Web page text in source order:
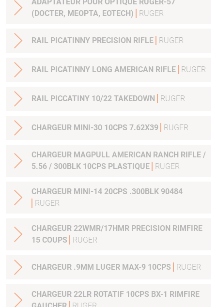
(DOCTER, MEOPTA, EOTECH)
RUGER
RAIL PICATINNY PRECISION RIFLE RUGER
RAIL PICATINNY LONG AMERICAN RIFLE RUGER
RAIL PICCATINY 10/22 TAKEDOWN RUGER
CHARGEUR MINI-30 10CPS 7.62X39 RUGER
CHARGEUR MAGPULL AMERICAN RANCH RIFLE /
5.56 / 300BLK 10CPS PLASTIQUE
RUGER
CHARGEUR MINI-14 20CPS .300BLK 90484
RUGER
CHARGEUR 22WMR/17HMR PRECISION RIMFIRE
15 COUPS
RUGER
CHARGEUR .9MM LUGER MAX-9 10CPS RUGER
CHARGEUR 22LR ROTATIF 10CPS BX-1 RIMFIRE